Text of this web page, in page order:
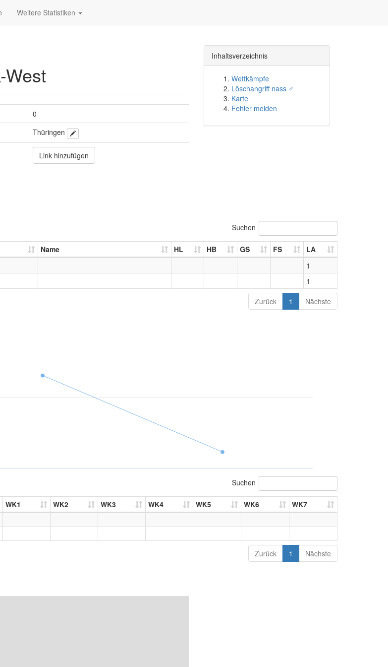
Weitere Statistiken
West
0
Thüringen
Link hinzufügen
Inhaltsverzeichnis
Wettkämpfe
Löschangriff nass ♂
Karte
Fehler melden
Suchen
Name HL HB GS FS
LA
1
1
Zurück 1 Nächste
Suchen
WK1 WK2 WK3 WK4 WK5 WK6 WK7
Zurück 1 Nächste